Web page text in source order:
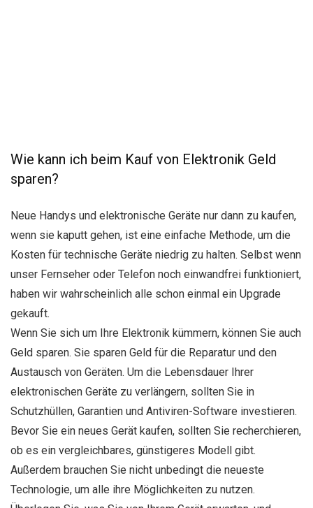
Wie kann ich beim Kauf von Elektronik Geld
sparen?
Neue Handys und elektronische Geräte nur dann zu kaufen,
wenn sie kaputt gehen, ist eine einfache Methode, um die
Kosten für technische Geräte niedrig zu halten. Selbst wenn
unser Fernseher oder Telefon noch einwandfrei funktioniert,
haben wir wahrscheinlich alle schon einmal ein Upgrade
gekauft.
Wenn Sie sich um Ihre Elektronik kümmern, können Sie auch
Geld sparen. Sie sparen Geld für die Reparatur und den
Austausch von Geräten. Um die Lebensdauer Ihrer
elektronischen Geräte zu verlängern, sollten Sie in
Schutzhüllen, Garantien und Antiviren-Software investieren.
Bevor Sie ein neues Gerät kaufen, sollten Sie recherchieren,
ob es ein vergleichbares, günstigeres Modell gibt.
Außerdem brauchen Sie nicht unbedingt die neueste
Technologie, um alle ihre Möglichkeiten zu nutzen.